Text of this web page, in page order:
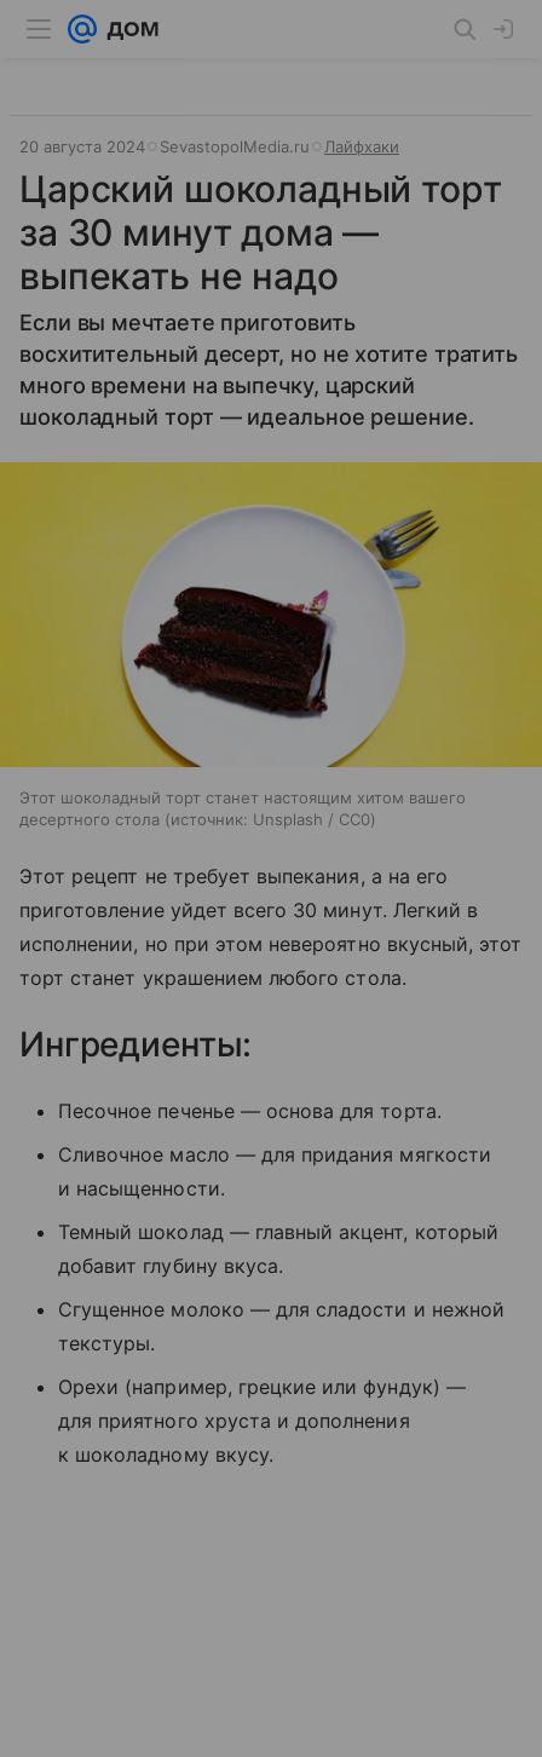
20 августа 2024 SevastopolMedia.ru Лайфхаки
Царский шоколадный торт
за 30 минут дома —
выпекать не надо
Если вы мечтаете приготовить
восхитительный десерт, но не хотите тратить
много времени на выпечку, царский
шоколадный торт — идеальное решение.
Этот шоколадный торт станет настоящим хитом вашего
десертного стола
источник: Unsplash / CC0
Этот рецепт не требует выпекания, а на его
приготовление уйдет всего 30 минут. Легкий в
исполнении, но при этом невероятно вкусный, этот
торт станет украшением любого стола.
Ингредиенты:
Песочное печенье — основа для торта.
Сливочное масло — для придания мягкости
и насыщенности.
Темный шоколад — главный акцент, который
добавит глубину вкуса.
Сгущенное молоко — для сладости и нежной
текстуры.
Орехи (например, грецкие или фундук) —
для приятного хруста и дополнения
к шоколадному вкусу.